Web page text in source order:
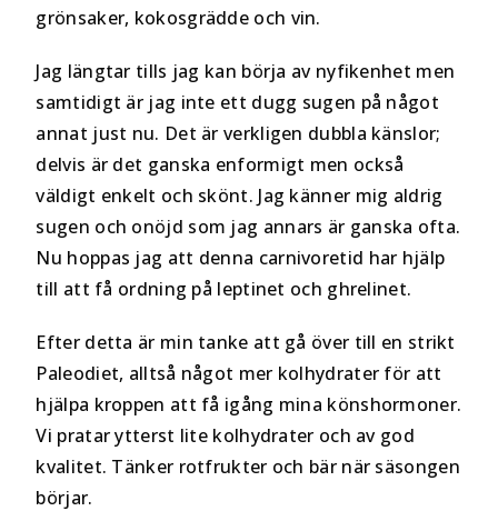
grönsaker, kokosgrädde och vin.
Jag längtar tills jag kan börja av nyfikenhet men
samtidigt är jag inte ett dugg sugen på något
annat just nu. Det är verkligen dubbla känslor;
delvis är det ganska enformigt men också
väldigt enkelt och skönt. Jag känner mig aldrig
sugen och onöjd som jag annars är ganska ofta.
Nu hoppas jag att denna carnivoretid har hjälp
till att få ordning på leptinet och ghrelinet.
Efter detta är min tanke att gå över till en strikt
Paleodiet, alltså något mer kolhydrater för att
hjälpa kroppen att få igång mina könshormoner.
Vi pratar ytterst lite kolhydrater och av god
kvalitet. Tänker rotfrukter och bär när säsongen
börjar.